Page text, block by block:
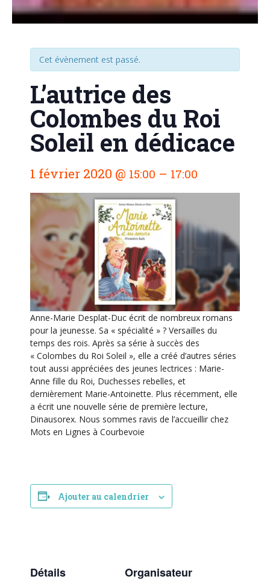
Cet évènement est passé.
L’autrice des
Colombes du Roi
Soleil en dédicace
a
v
i
g
a
t
i
o
n
É
v
è
n
e
m
e
1 février 2020 @ 15:00 – 17:00
Anne-Marie Desplat-Duc écrit de nombreux romans
pour la jeunesse. Sa « spécialité » ? Versailles du
temps des rois. Après sa série à succès des
« Colombes du Roi Soleil », elle a créé d’autres séries
tout aussi appréciées des jeunes lectrices : Marie-
Anne fille du Roi, Duchesses rebelles, et
dernièrement Marie-Antoinette. Plus récemment, elle
a écrit une nouvelle série de première lecture,
Dinausorex. Nous sommes ravis de l’accueillir chez
Mots en Lignes à Courbevoie
Ajouter au calendrier
Détails Organisateur